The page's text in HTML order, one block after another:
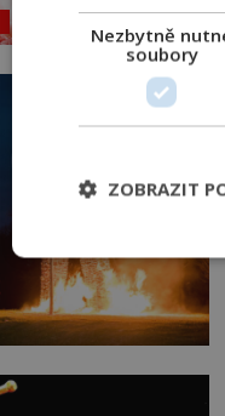
Nezbytně
soubory
ZOBRAZIT